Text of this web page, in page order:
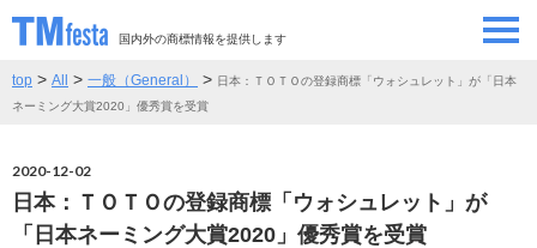
国内外の商標情報を提供します
SEMINAR/EVENT
CONTRIBUTORS 情報提供者
top > All > 一般（General） > 日本：ＴＯＴＯの登録商標「ウォシュレット」が「日本
ネーミング大賞2020」優秀賞を受賞
2020-12-02
日本：ＴＯＴＯの登録商標「ウォシュレット」が
「日本ネーミング大賞2020」優秀賞を受賞